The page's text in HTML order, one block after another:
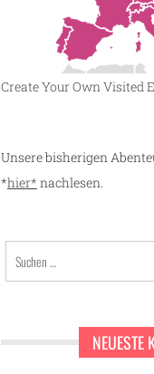
Create Your Own Visited
Unsere bisherigen
*hier* nachlesen.
Suchen
nach:
NEUESTE